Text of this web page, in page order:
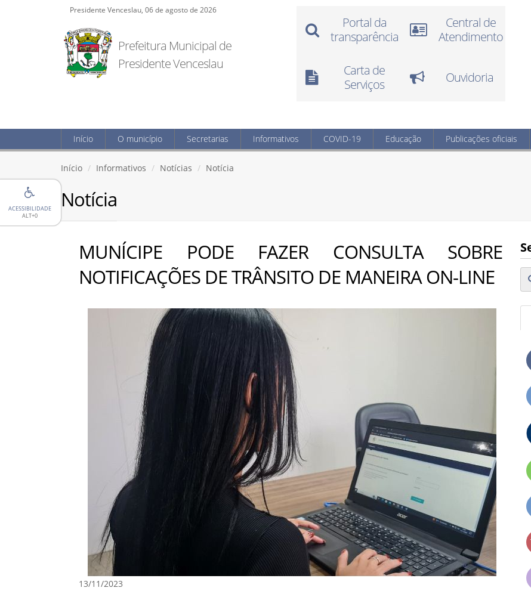
ACESSIBILIDADE
ALT+0
Presidente Venceslau, 06 de agosto de 2026
Prefeitura Municipal de
Presidente Venceslau
Portal da
transparência
Central de
Atendimento
Carta de
Serviços
Ouvidoria
Início O município Secretarias Informativos COVID-19 Educação Publicações oficiais
Início Informativos Notícias Notícia
Notícia
MUNÍCIPE PODE FAZER CONSULTA SOBRE
NOTIFICAÇÕES DE TRÂNSITO DE MANEIRA ON-LINE
13/11/2023